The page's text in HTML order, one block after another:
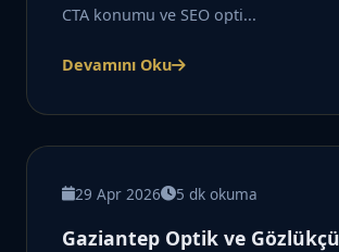
CTA konumu ve SEO opti...
Devamını Oku
29 Apr 2026 5 dk okuma
Gaziantep Optik ve